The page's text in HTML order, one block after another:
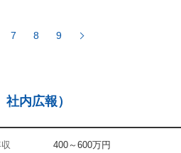
セス解析
7 8 9
内広報）
400～600万円